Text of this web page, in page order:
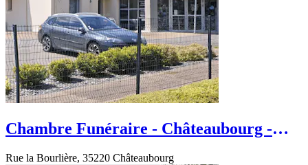
Chambre Funéraire - Châteaubourg -
Rue la Bourlière, 35220 Châteaubourg